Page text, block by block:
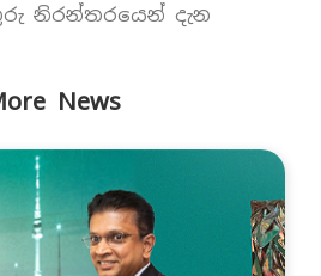
නිරන්තරයෙන් දැන
News